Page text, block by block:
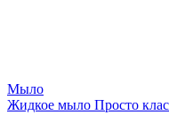
Мыло
Жидкое мыло Просто